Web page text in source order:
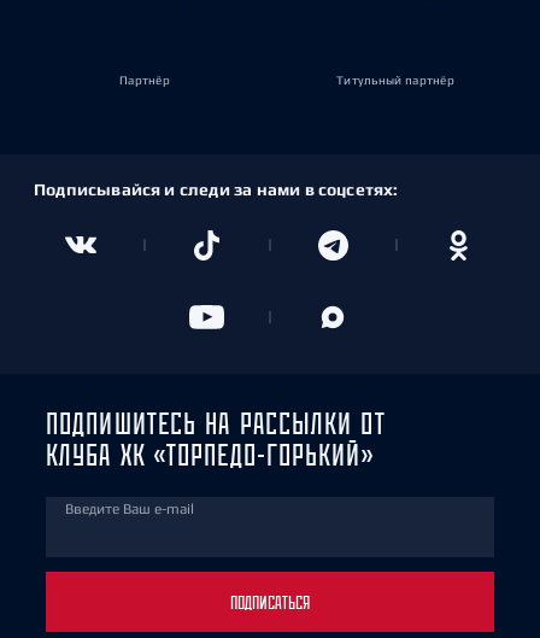
Партнёр Титульный партнёр
Подписывайся и следи за нами в соцсетях:
ПОДПИШИТЕСЬ НА РАССЫЛКИ ОТ
КЛУБА ХК «ТОРПЕДО-ГОРЬКИЙ»
Введите Ваш e-mail
ПОДПИСАТЬСЯ